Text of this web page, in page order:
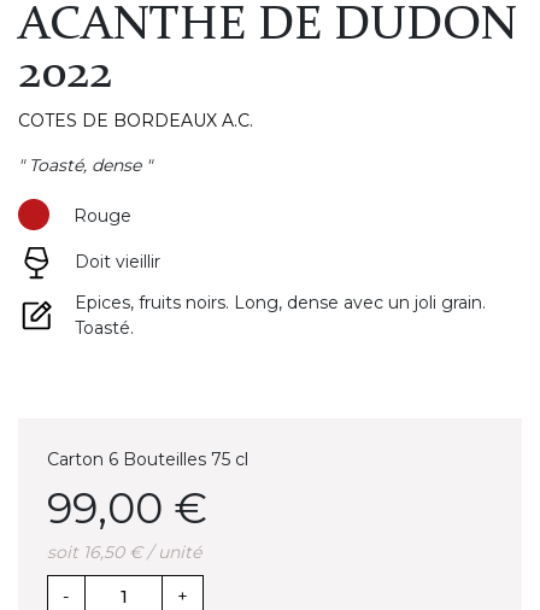
ACANTHE DE DUDON
2022
COTES DE BORDEAUX A.C.
" Toasté, dense "
Rouge
Doit vieillir
Epices, fruits noirs. Long, dense avec un joli grain.
Toasté.
Carton 6 Bouteilles 75 cl
99,00 €
soit 16,50 € / unité
- +